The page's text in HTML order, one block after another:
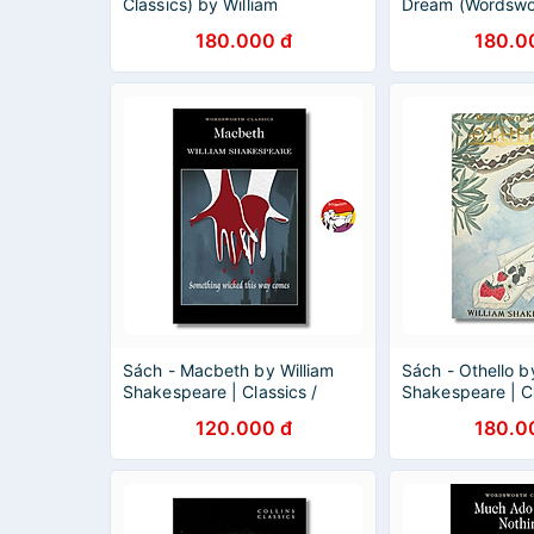
Classics) by William
Sách nhập khẩu
180.000 đ
Dream
English Fiction
Sách - Macbeth by William
Shakespeare | Classics /
/ Kịch Kinh điển120.000 đ
Sách - Othello
Shakespeare |
/ Kịch Kinh điển